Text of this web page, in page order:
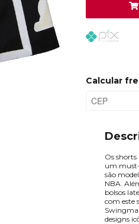
G
Calcular
Os shorts
um must-
são
NBA.
bolsos
com este
designs